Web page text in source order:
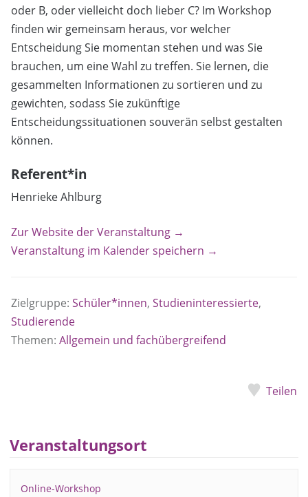
oder B, oder vielleicht doch lieber C? Im Workshop
finden wir gemeinsam heraus, vor welcher
Entscheidung Sie momentan stehen und was Sie
brauchen, um eine Wahl zu treffen. Sie lernen, die
gesammelten Informationen zu sortieren und zu
gewichten, sodass Sie zukünftige
Entscheidungssituationen souverän selbst gestalten
können.
Referent*in
Henrieke Ahlburg
Zur Website der Veranstaltung →
Veranstaltung im Kalender speichern →
Zielgruppe: Schüler*innen, Studieninteressierte,
Studierende
Themen: Allgemein und fachübergreifend
Teilen
Veranstaltungsort
Online-Workshop